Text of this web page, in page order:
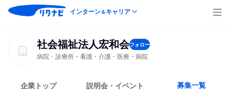
インターン＆キャリア
社会福祉法人宏和会フォロー
病院・診療所・看護・介護・医療・病院
企業トップ 説明会・イベント 募集一覧